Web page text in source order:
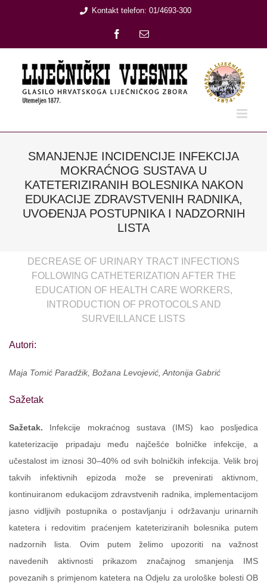
Kontakt telefon: 01/4693-300
FacebookEmail:
SMANJENJE INCIDENCIJE INFEKCIJA
MOKRAĆNOG SUSTAVA U
KATETERIZIRANIH BOLESNIKA NAKON
EDUKACIJE ZDRAVSTVENIH RADNIKA,
UVOĐENJA POSTUPNIKA I NADZORNIH
LISTA
DECREASE OF URINARY TRACT INFECTIONS
FOLLOWING CATHETERIZATION AFTER THE
EDUCATION OF HEALTH CARE WORKERS,
INTRODUCTION OF PROTOCOLS AND
SURVEILLANCE LISTS
Autori:
Maja Tomić Paradžik, Božana Levojević, Antonija Gabrić
Sažetak
Sažetak. Infekcije mokraćnog sustava (IMS) kao posljedica
kateterizacije pripadaju među najčešće bolničke infekcije, a
učestalost im iznosi 30–40% od svih bolničkih infekcija. Velik broj
takvih infektivnih epizoda može se prevenirati aktivnom,
kontinuiranom edukacijom zdravstvenih radnika, implementacijom
jasno vidljivih postupnika o postavljanju i održavanju urinarnih
katetera i redovitim praćenjem kateteriziranih bolesnika putem
nadzornih lista. Ovim putem želimo upozoriti na važnost
navedenih aktivnosti prikazom značajnog smanjenja IMS
povezanih s primjenom katetera na Odjelu za urološke bolesti OB